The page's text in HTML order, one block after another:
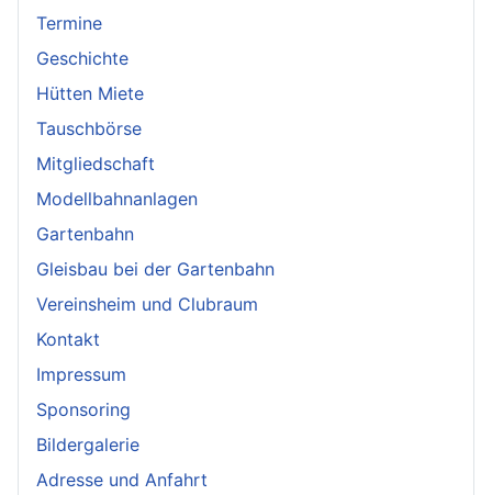
Termine
Geschichte
Hütten Miete
Tauschbörse
Mitgliedschaft
Modellbahnanlagen
Gartenbahn
Gleisbau bei der Gartenbahn
Vereinsheim und Clubraum
Kontakt
Impressum
Sponsoring
Bildergalerie
Adresse und Anfahrt